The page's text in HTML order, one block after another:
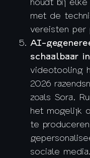
met de
vereisten per
AI-
schaalbaar
videotooling
2026
zoals Sora,
het mogelijk
te
sociale